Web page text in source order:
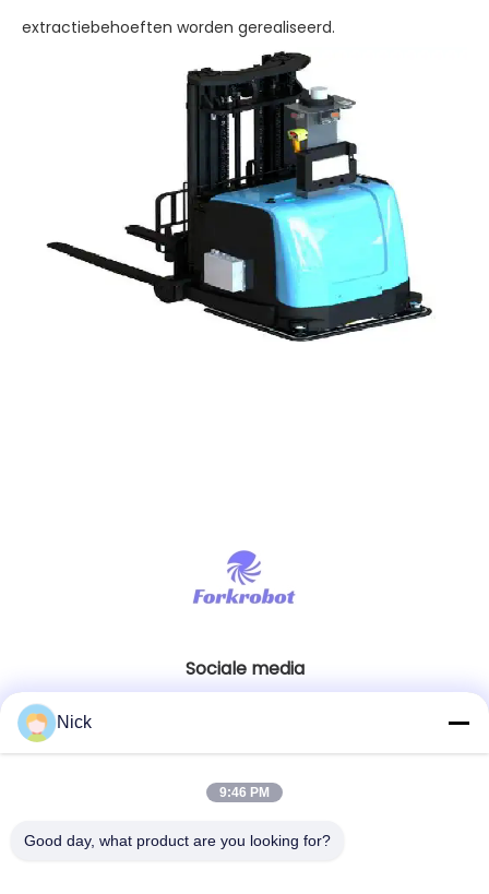
extractiebehoeften worden gerealiseerd.
Sociale media
00-86-15021631102
Nick
9:46 PM
Good day, what product are you looking for?